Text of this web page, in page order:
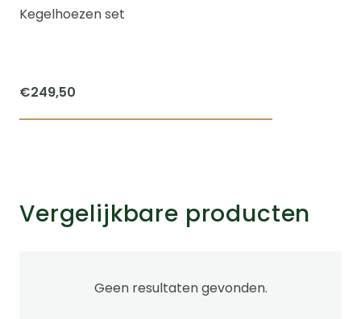
Kegelhoezen set
€249,50
Vergelijkbare producten
Geen resultaten gevonden.